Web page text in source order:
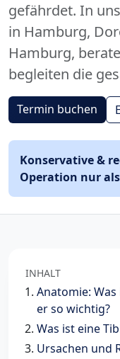
gefährdet. In
in Hamburg,
Hamburg,
begleiten die
Termin buchen
Konservative &
Operation nur
INHALT
Anatomie:
er so wichtig?
Was ist eine
Ursachen und